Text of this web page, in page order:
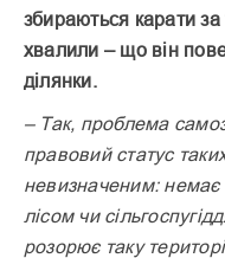
збираються карати
хвалили – що він
ділянки.
– Так, проблема
правовий статус
невизначеним: немає
лісом чи
розо­рює таку